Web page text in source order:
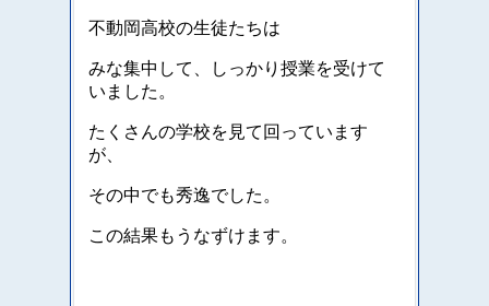
不動岡高校の生徒たちは
みな集中して、しっかり授業を受けて
いました。
たくさんの学校を見て回っています
が、
その中でも秀逸でした。
この結果もうなずけます。